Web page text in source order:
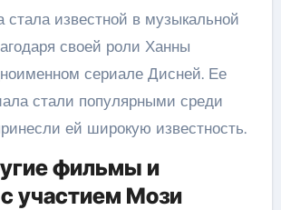
известной в музыкальной
своей роли Ханны
сериале Дисней. Ее
стали популярными среди
ей широкую известность.
фильмы и
участием Мози